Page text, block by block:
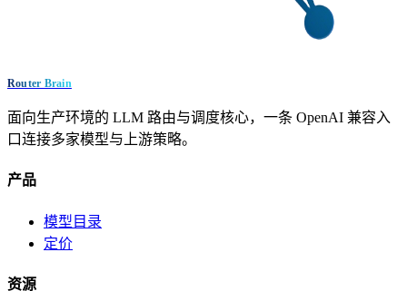
Router Brain
面向生产环境的 LLM 路由与调度核心，一条 OpenAI 兼容入
口连接多家模型与上游策略。
产品
模型目录
定价
资源